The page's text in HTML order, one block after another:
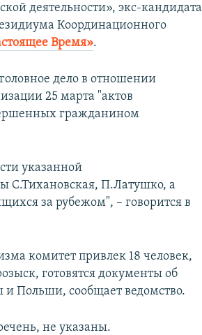
деятельности», экс-кандидата
Координационного
Время».
дело в отношении
25 марта "актов
гражданином
указанной
С.Тихановская, П.Латушко, а
за рубежом", – говорится в
комитет привлек 18 человек,
готовятся документы об
Польши, сообщает ведомство.
не указаны.